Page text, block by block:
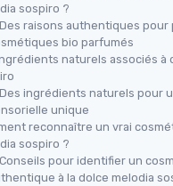
sospiro ?
raisons authentiques pour
bio parfumés
naturels associés à
ingrédients naturels pour
unique
reconnaître un vrai
sospiro ?
pour identifier un
à la dolce melodia